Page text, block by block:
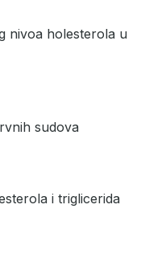
nivoa holesterola u
sudova
i triglicerida